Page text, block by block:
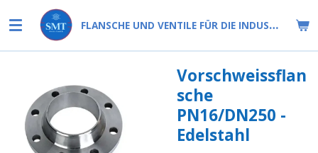
Hauptinhalt
springen
FLANSCHE UND VENTILE FÜR DIE INDUSTRIE
Vorschweissflan
sche
PN16/DN250 -
Edelstahl